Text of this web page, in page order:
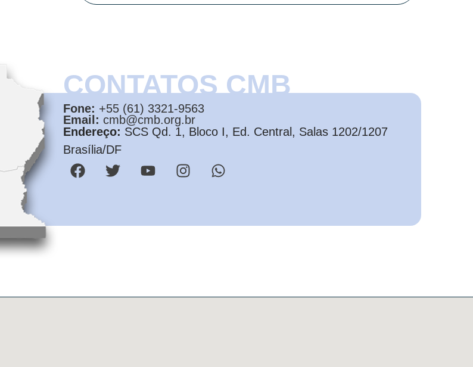
CONTATOS CMB
Fone: +55 (61) 3321-9563
Email: cmb@cmb.org.br
Endereço: SCS Qd. 1, Bloco I, Ed. Central, Salas 1202/1207
Brasília/DF